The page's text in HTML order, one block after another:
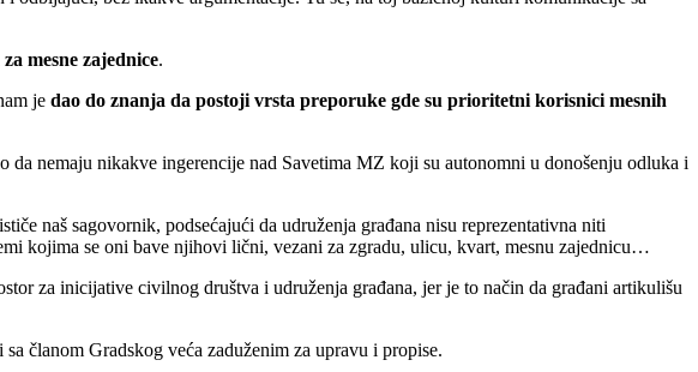
mesne zajednice.
je dao do znanja da postoji vrsta preporuke gde su prioritetni korisnici mesnih
nemaju nikakve ingerencije nad Savetima MZ koji su autonomni u donošenju odluka i
naš sagovornik, podsećajući da udruženja građana nisu reprezentativna niti
kojima se oni bave njihovi lični, vezani za zgradu, ulicu, kvart, mesnu zajednicu…
za inicijative civilnog društva i udruženja građana, jer je to način da građani artikulišu
članom Gradskog veća zaduženim za upravu i propise.